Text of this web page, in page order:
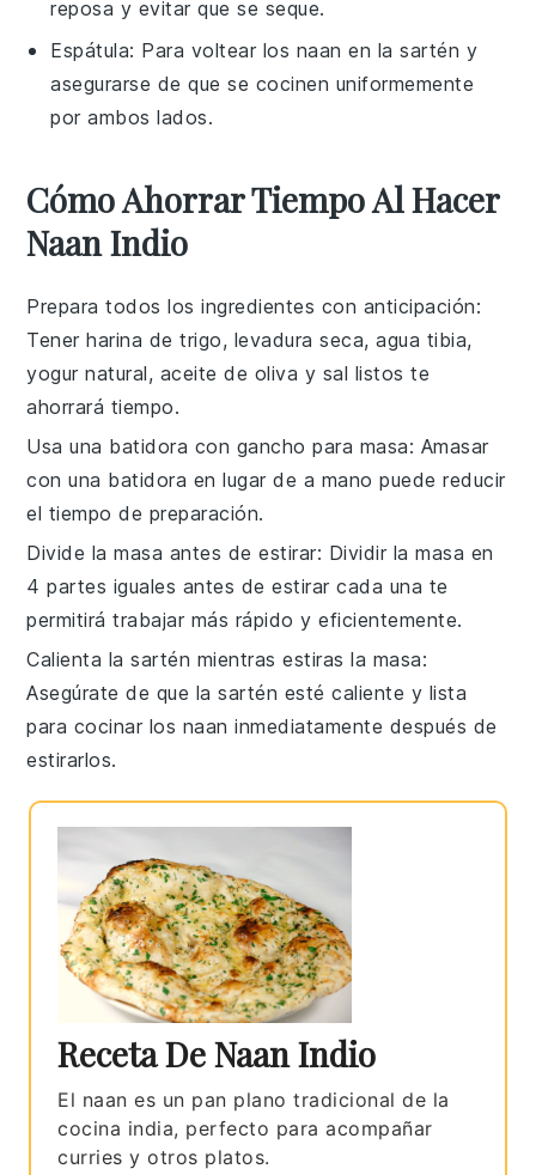
reposa y evitar que se seque.
Espátula: Para voltear los naan en la sartén y
asegurarse de que se cocinen uniformemente
por ambos lados.
Cómo Ahorrar Tiempo Al Hacer
Naan Indio
Prepara todos los ingredientes con anticipación:
Tenerharina de trigo, levadura seca,agua tibia,
yogur natural, aceite de oliva y sal listos te
ahorrará tiempo.
Usa una batidora con gancho para masa: Amasar
con una batidora en lugar de a mano puede reducir
el tiempo de preparación.
Divide la masa antes de estirar: Dividir la masa en
4 partes iguales antes de estirar cada una te
permitirá trabajar más rápido y eficientemente.
Calienta la sartén mientras estiras la masa:
Asegúrate de que la sartén esté caliente y lista
para cocinar los naan inmediatamente después de
estirarlos.
Receta De Naan Indio
El naan es un pan plano tradicional de la
cocina india, perfecto para acompañar
curries y otros platos.